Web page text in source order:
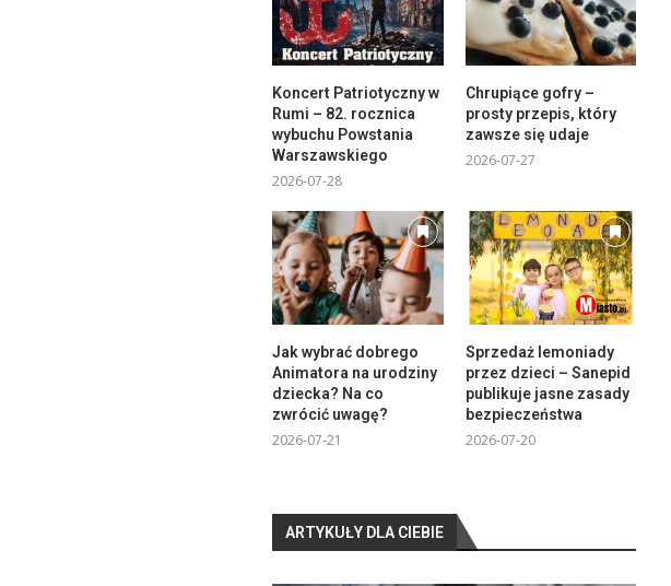
Koncert Patriotyczny w
Rumi – 82. rocznica
wybuchu Powstania
Warszawskiego
2026-07-28
Chrupiące gofry –
prosty przepis, który
zawsze się udaje
2026-07-27
Jak wybrać dobrego
Animatora na urodziny
dziecka? Na co
zwrócić uwagę?
2026-07-21
Sprzedaż lemoniady
przez dzieci – Sanepid
publikuje jasne zasady
bezpieczeństwa
2026-07-20
ARTYKUŁY DLA CIEBIE